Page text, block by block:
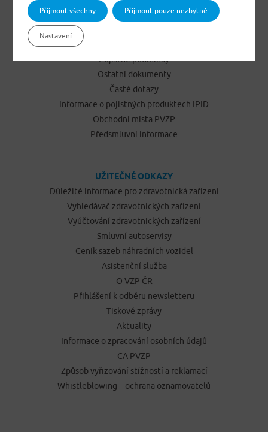
NEJČASTĚJI HLEDÁTE
Pojistné podmínky
Ostatní dokumenty
Časté dotazy
Informace o pojistných produktech IPID
Obchodní místa PVZP
Předsmluvní informace
UŽITEČNÉ ODKAZY
Důležité informace pro zdravotnická zařízení
Vyhledávač zdravotnických zařízení
Vyúčtování zdravotnických zařízení
Smluvní autoservisy
Ceník sazeb náhradních vozidel
Asistenční služba
O VZP ČR
Přihlášení k odběru newsletteru
Tiskové zprávy
Aktuality
Informace o zpracování osobních údajů
CA PVZP
Způsob vyřizování stížností a reklamací
Whistleblowing – ochrana oznamovatelů
Přijmout všechny Přijmout pouze nezbytné
Nastavení